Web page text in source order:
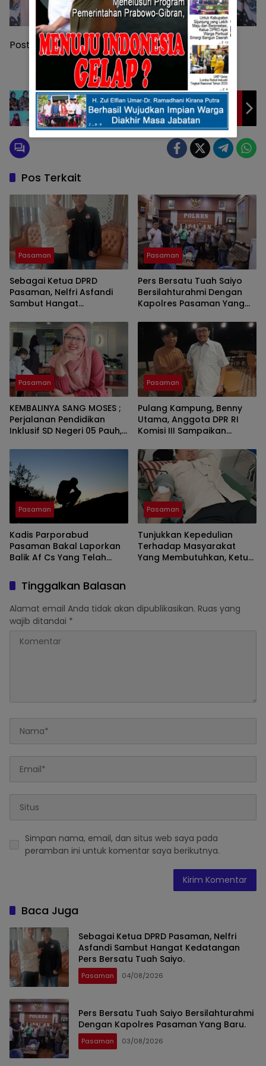
Post Views: 157
Bupati dan Ketua TP-PKK Kabupaten Solok
Terima Penghargaan Ayah Bunda GenRe
Pengayom BKKBN Sumbar 2024
Pos Terkait
Pasaman
Sebagai Ketua DPRD
Pasaman, Nelfri Asfandi
Sambut Hangat
Tuah Saiyo.
Pasaman
Pers Bersatu Tuah Saiyo
Bersilahturahmi Dengan
Kapolres Pasaman Yang
Pasaman
KEMBALINYA SANG MOSES ;
Perjalanan Pendidikan
Inklusif SD Negeri 05 Pauh,
Oleh : Rahmawati Ismar SS
( Guru SDN Pauh , Lubuk
Sikaping, Pasaman.)
Pasaman
Pulang Kampung, Benny
Utama, Anggota DPR RI
Komisi III Sampaikan
Wartawan Di Pasaman
Pasaman
Kadis Parporabud
Pasaman Bakal Laporkan
Balik Af Cs Yang Telah
Melaporkannya
Pasaman
Tunjukkan Kepedulian
Terhadap Masyarakat
Yang Membutuhkan, Ketua
Tinggalkan Balasan
Alamat email Anda tidak akan dipublikasikan. Ruas yang
wajib ditandai *
Simpan nama, email, dan situs web saya pada
peramban ini untuk komentar saya berikutnya.
Baca Juga
Sebagai Ketua DPRD Pasaman, Nelfri
Asfandi Sambut Hangat Kedatangan
Pers Bersatu Tuah Saiyo.
Pasaman 04/08/2026
Pers Bersatu Tuah Saiyo Bersilahturahmi
Dengan Kapolres Pasaman Yang Baru.
Pasaman 03/08/2026